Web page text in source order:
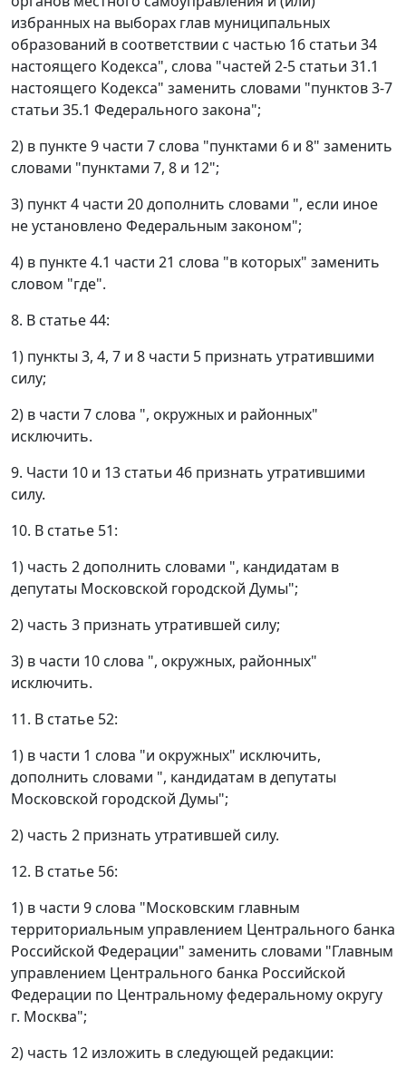
избранных на выборах глав муниципальных
образований в соответствии с частью 16 статьи 34
настоящего Кодекса", слова "частей 2-5 статьи 31.1
настоящего Кодекса" заменить словами "пунктов 3-7
статьи 35.1 Федерального закона";
2) в пункте 9 части 7 слова "пунктами 6 и 8" заменить
словами "пунктами 7, 8 и 12";
3) пункт 4 части 20 дополнить словами ", если иное
не установлено Федеральным законом";
4) в пункте 4.1 части 21 слова "в которых" заменить
словом "где".
8. В статье 44:
1) пункты 3, 4, 7 и 8 части 5 признать утратившими
силу;
2) в части 7 слова ", окружных и районных"
исключить.
9. Части 10 и 13 статьи 46 признать утратившими
силу.
10. В статье 51:
1) часть 2 дополнить словами ", кандидатам в
депутаты Московской городской Думы";
2) часть 3 признать утратившей силу;
3) в части 10 слова ", окружных, районных"
исключить.
11. В статье 52:
1) в части 1 слова "и окружных" исключить,
дополнить словами ", кандидатам в депутаты
Московской городской Думы";
2) часть 2 признать утратившей силу.
12. В статье 56:
1) в части 9 слова "Московским главным
территориальным управлением Центрального банка
Российской Федерации" заменить словами "Главным
управлением Центрального банка Российской
Федерации по Центральному федеральному округу
г. Москва";
2) часть 12 изложить в следующей редакции: